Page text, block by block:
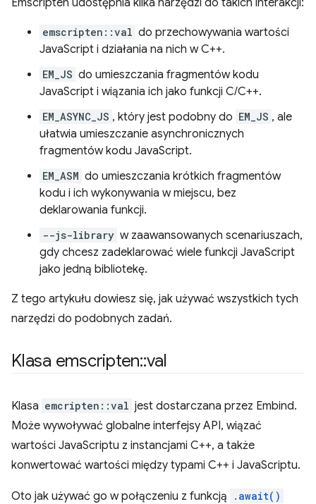
Emscripten udostępnia kilka narzędzi do takich interakcji:
emscripten::val do przechowywania wartości
JavaScript i działania na nich w C++.
EM_JS do umieszczania fragmentów kodu
JavaScript i wiązania ich jako funkcji C/C++.
EM_ASYNC_JS , który jest podobny do EM_JS , ale
ułatwia umieszczanie asynchronicznych
fragmentów kodu JavaScript.
EM_ASM do umieszczania krótkich fragmentów
kodu i ich wykonywania w miejscu, bez
deklarowania funkcji.
--js-library w zaawansowanych scenariuszach,
gdy chcesz zadeklarować wiele funkcji JavaScript
jako jedną bibliotekę.
Z tego artykułu dowiesz się, jak używać wszystkich tych
narzędzi do podobnych zadań.
Klasa emscripten::val
Klasa emcripten::val jest dostarczana przez Embind.
Może wywoływać globalne interfejsy API, wiązać
wartości JavaScriptu z instancjami C++, a także
konwertować wartości między typami C++ i JavaScriptu.
Oto jak używać go w połączeniu z funkcją .await()